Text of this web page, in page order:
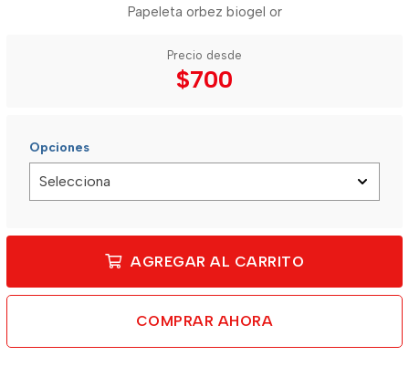
Papeleta orbez biogel or
Precio desde
$700
Opciones
AGREGAR AL CARRITO
COMPRAR AHORA